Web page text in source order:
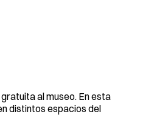
al museo. En esta
distintos espacios del